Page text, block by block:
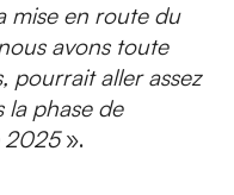
mise en route du
avons toute
pourrait aller assez
la phase de
2025».